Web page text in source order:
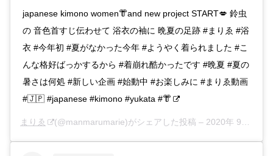
japanese kimono women👘and new project START💋 鈴虫
の 音色首すじ伝わせて 浴衣の袖に 晩夏の足跡 #まりゑ #浴
衣 #今年初 #夏がなかった今年 #ようやく着られました #こ
んな格好ばっかするから #着崩れ酷かったです #晩夏 #夏の
暑さは何処 #新しい企画 #始動中 #お楽しみに #まりゑ動画
#🇯🇵 #japanese #kimono #yukata #👘
まりゑ (@manmarumarie)がシェアした投稿 – 2020年 9月月13日午後6時27分PDT